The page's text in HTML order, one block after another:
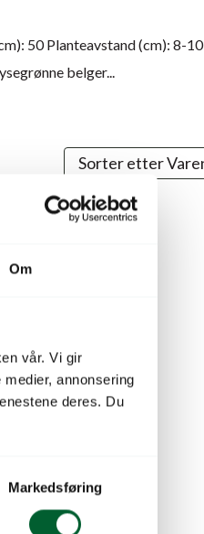
Om
vår. Vi gir
annonsering
deres. Du
Markedsføring
50 Planteavstand (cm): 8-10
belger...